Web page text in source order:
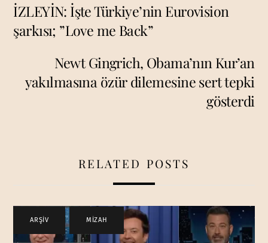
İZLEYİN: İşte Türkiye’nin Eurovision
şarkısı; ”Love me Back”
Newt Gingrich, Obama’nın Kur’an
yakılmasına özür dilemesine sert tepki
gösterdi
RELATED POSTS
ARŞİV , MİZAH